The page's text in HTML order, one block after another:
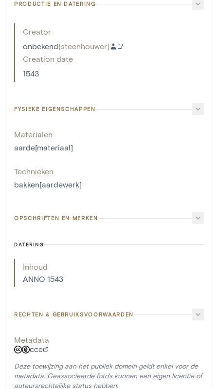
PRODUCTIE EN DATERING
Creator
onbekend(steenhouwer)
Creation date
1543
FYSIEKE EIGENSCHAPPEN
Materialen
aarde[materiaal]
Technieken
bakken[aardewerk]
OPSCHRIFTEN EN MERKEN
DATERING
Inhoud
ANNO 1543
RECHTEN & GEBRUIKSVOORWAARDEN
Metadata
CC0
Deze toewijzing aan het publiek domein geldt enkel voor de
metadata. Geassocieerde foto's kunnen een eigen licentie of
auteursrechtelijke status hebben.